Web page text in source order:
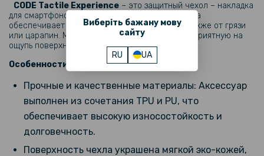
Виберіть бажану мову
сайту
RU UA
159 грн
199 грн
Гидрогелевая пленка Hydrogel Film для Realme GT 7 на заднюю
панель, Transparent
159 грн
199 грн
CODE Tactile Experience – это защитный чехол – накладка
для смартфонов
Накладка
обеспечивает защиту при ударах, падении, а также от грязи
или царапин. Модель имеет стильный дизайн и приятную на
ощупь поверхность.
Особенности:
Прочные и качественные материалы: Аксессуар
выполнен из сочетания TPU и PU, что
обеспечивает высокую износостойкость и
долговечность.
Поверхность чехла украшена мягкой эко-кожей,